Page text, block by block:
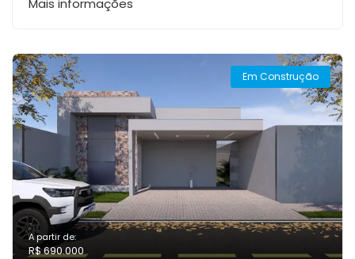
Mais informações
Em Construção
A partir de:
R$ 690.000